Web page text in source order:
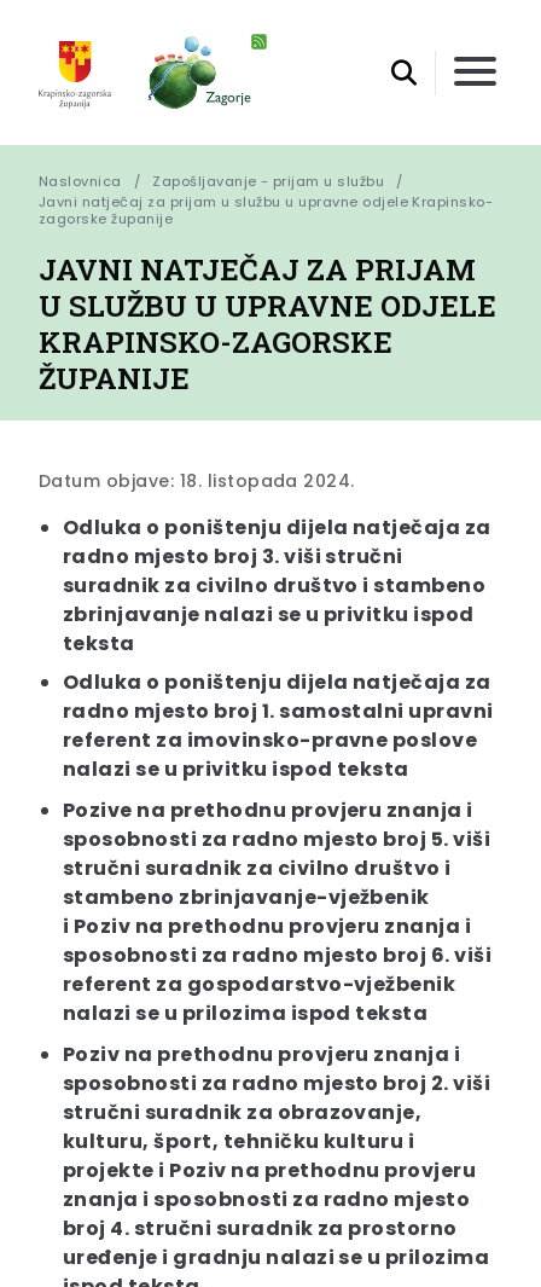
Naslovnica
Zapošljavanje - prijam u službu
Javni natječaj za prijam u službu u upravne odjele Krapinsko-
zagorske županije
JAVNI NATJEČAJ ZA PRIJAM
U SLUŽBU U UPRAVNE ODJELE
KRAPINSKO-ZAGORSKE
ŽUPANIJE
Datum objave: 18. listopada 2024.
Odluka o poništenju dijela natječaja za
radno mjesto broj 3. viši stručni
suradnik za civilno društvo i stambeno
zbrinjavanje nalazi se u privitku ispod
teksta
Odluka o poništenju dijela natječaja za
radno mjesto broj 1. samostalni upravni
referent za imovinsko-pravne poslove
nalazi se u privitku ispod teksta
Pozive na prethodnu provjeru znanja i
sposobnosti za radno mjesto broj 5. viši
stručni suradnik za civilno društvo i
stambeno zbrinjavanje-vježbenik
i Poziv na prethodnu provjeru znanja i
sposobnosti za radno mjesto broj 6. viši
referent za gospodarstvo-vježbenik
nalazi se u prilozima ispod teksta
Poziv na prethodnu provjeru znanja i
sposobnosti za radno mjesto broj 2. viši
stručni suradnik za obrazovanje,
kulturu, šport, tehničku kulturu i
projekte i Poziv na prethodnu provjeru
znanja i sposobnosti za radno mjesto
broj 4. stručni suradnik za prostorno
uređenje i gradnju nalazi se u prilozima